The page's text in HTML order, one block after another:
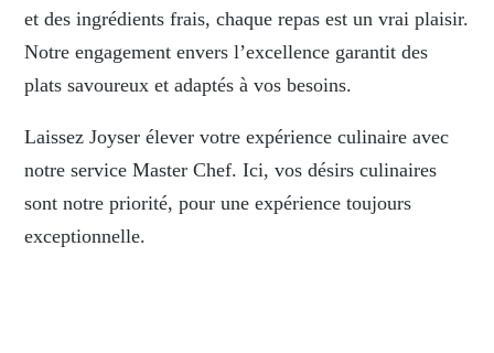
et des ingrédients frais, chaque repas est un vrai plaisir.
Notre engagement envers l’excellence garantit des
plats savoureux et adaptés à vos besoins.
Laissez Joyser élever votreexpérience culinaire avec
notre service Master Chef. Ici, vos désirs culinaires
sont notre priorité, pour une expérience toujours
exceptionnelle.